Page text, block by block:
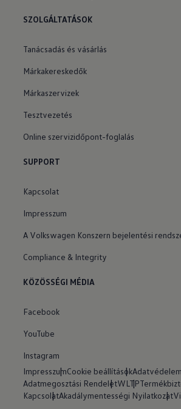
SZOLGÁLTATÁSOK
Tanácsadás és vásárlás
Márkakereskedők
Márkaszervizek
Tesztvezetés
Online szervizidőpont-foglalás
SUPPORT
Kapcsolat
Impresszum
A Volkswagen Konszern bejelentési
Compliance & Integrity
KÖZÖSSÉGI MÉDIA
Facebook
YouTube
Instagram
ImpresszumCookie beállítások
Adatmegosztási RendeletWLTP
KapcsolatAkadálymentességi Nyilatkozat